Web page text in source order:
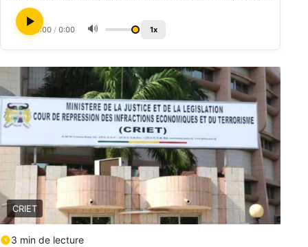
0:00 / 0:00 🔊 1x
CRIET
3 min de lecture